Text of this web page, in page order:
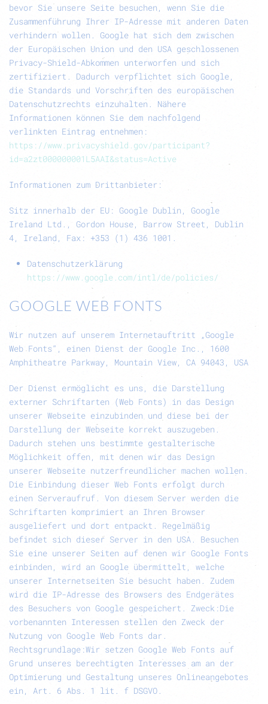
bevor Sie unsere Seite besuchen, wenn Sie die
Zusammenführung Ihrer IP-Adresse mit anderen Daten
verhindern wollen. Google hat sich dem zwischen
der Europäischen Union und den USA geschlossenen
Privacy-Shield-Abkommen unterworfen und sich
zertifiziert. Dadurch verpflichtet sich Google,
die Standards und Vorschriften des europäischen
Datenschutzrechts einzuhalten. Nähere
Informationen können Sie dem nachfolgend
verlinkten Eintrag entnehmen:
https://www.privacyshield.gov/participant?
id=a2zt000000001L5AAI&status=Active
Informationen zum Drittanbieter:
Sitz innerhalb der EU: Google Dublin, Google
Ireland Ltd., Gordon House, Barrow Street, Dublin
4, Ireland, Fax: +353 (1) 436 1001.
Datenschutzerklärung
https://www.google.com/intl/de/policies/
GOOGLE WEB FONTS
Wir nutzen auf unserem Internetauftritt „Google
Web Fonts“, einen Dienst der Google Inc., 1600
Amphitheatre Parkway, Mountain View, CA 94043, USA
Der Dienst ermöglicht es uns, die Darstellung
externer Schriftarten (Web Fonts) in das Design
unserer Webseite einzubinden und diese bei der
Darstellung der Webseite korrekt auszugeben.
Dadurch stehen uns bestimmte gestalterische
Möglichkeit offen, mit denen wir das Design
unserer Webseite nutzerfreundlicher machen wollen.
Die Einbindung dieser Web Fonts erfolgt durch
einen Serveraufruf. Von diesem Server werden die
Schriftarten komprimiert an Ihren Browser
ausgeliefert und dort entpackt. Regelmäßig
befindet sich dieser Server in den USA. Besuchen
Sie eine unserer Seiten auf denen wir Google Fonts
einbinden, wird an Google übermittelt, welche
unserer Internetseiten Sie besucht haben. Zudem
wird die IP-Adresse des Browsers des Endgerätes
des Besuchers von Google gespeichert. Zweck:Die
vorbenannten Interessen stellen den Zweck der
Nutzung von Google Web Fonts dar.
Rechtsgrundlage:Wir setzen Google Web Fonts auf
Grund unseres berechtigten Interesses am an der
Optimierung und Gestaltung unseres Onlineangebotes
ein, Art. 6 Abs. 1 lit. f DSGVO .